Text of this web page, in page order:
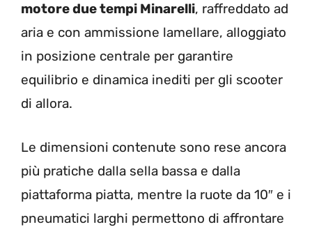
motore due tempi Minarelli, raffreddato ad
aria e con ammissione lamellare, alloggiato
in posizione centrale per garantire
equilibrio e dinamica inediti per gli scooter
di allora.
Le dimensioni contenute sono rese ancora
più pratiche dalla sella bassa e dalla
piattaforma piatta, mentre la ruote da 10″ e i
pneumatici larghi permettono di affrontare